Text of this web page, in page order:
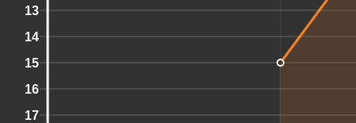
13
14
15
16
17